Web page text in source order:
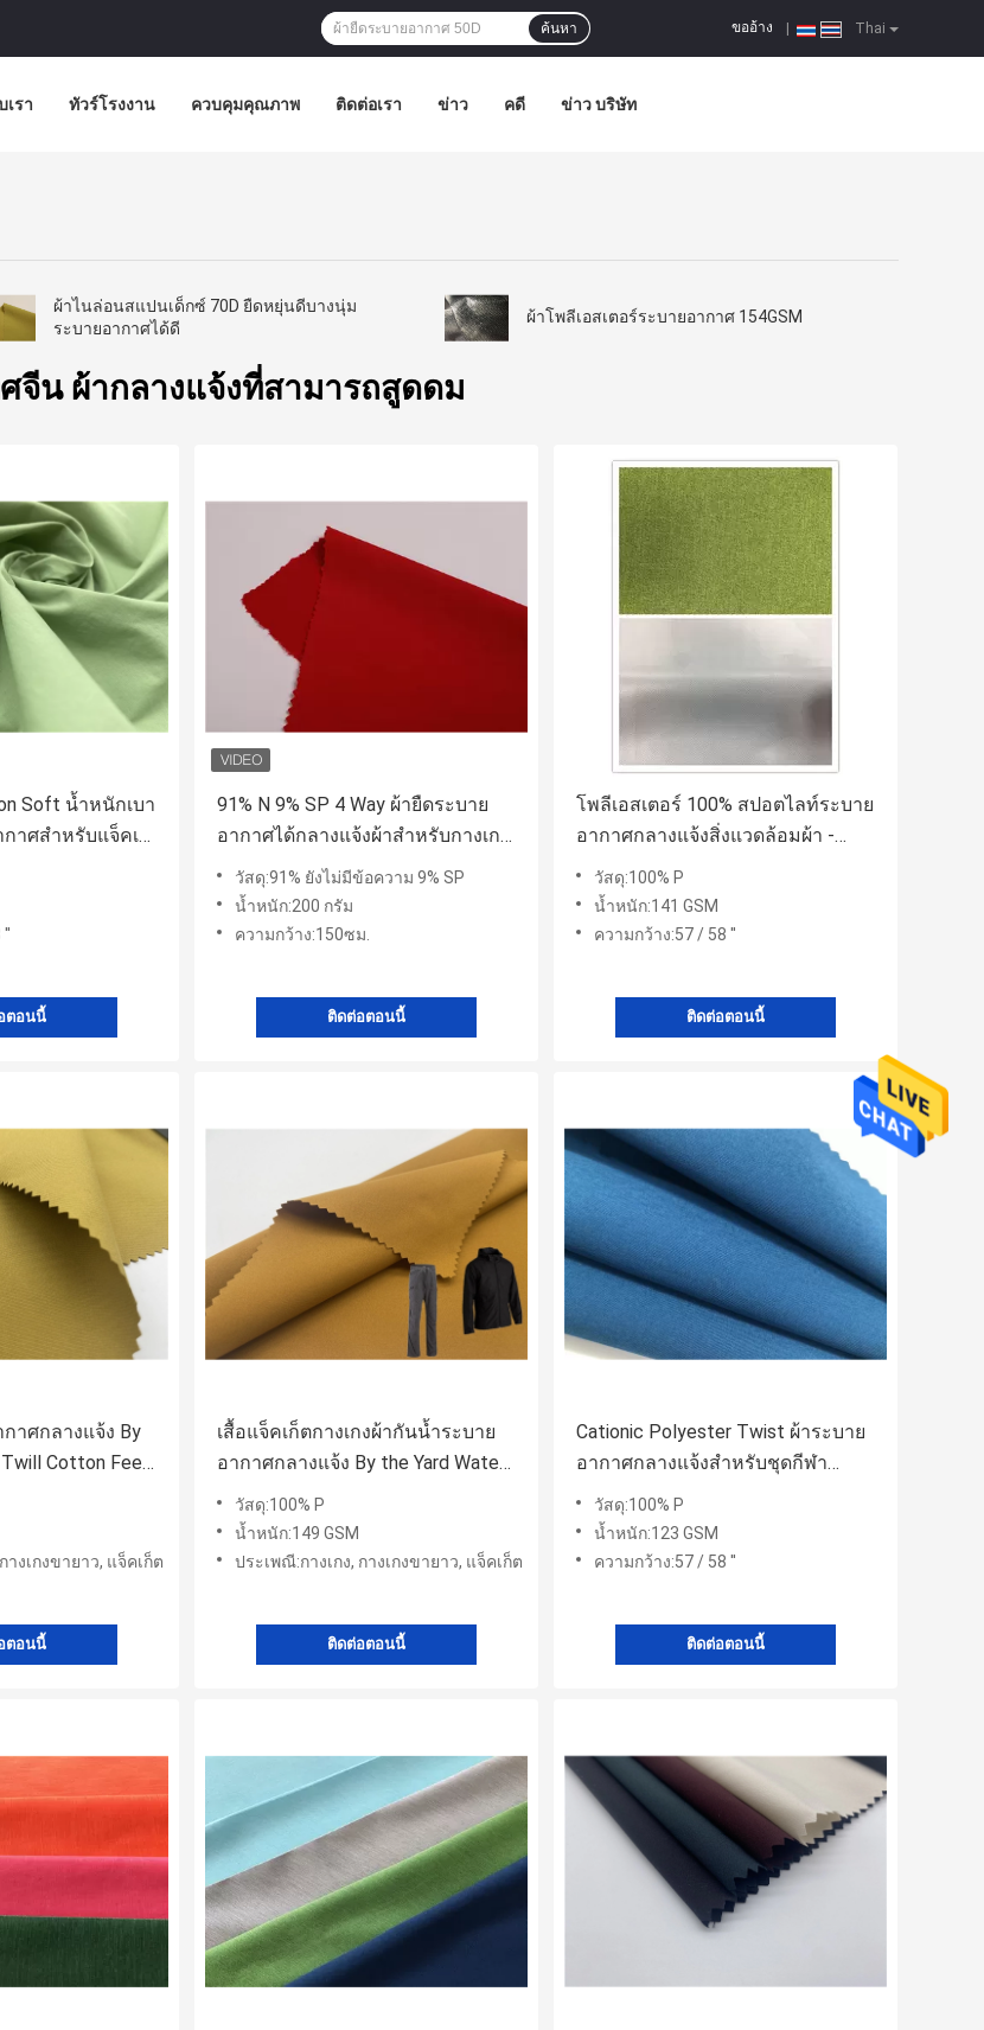
Thai
ขออ้าง
ค้นหา
เรา ทัวร์โรงงาน ควบคุมคุณภาพ ติดต่อเรา ข่าว คดี ข่าว บริษัท
ผ้าไนล่อนสแปนเด็กซ์ 70D ยืดหยุ่นดีบางนุ่ม
ระบายอากาศได้ดี
ผ้าโพลีเอสเตอร์ระบายอากาศ 154GSM
จีน ผ้ากลางแจ้งที่สามารถสูดดม
Soft น้ำหนักเบา
าศสำหรับแจ็คเก็
''
ตอนนี้
91% N 9% SP 4 Way ผ้ายืดระบาย
อากาศได้กลางแจ้งผ้าสำหรับกางเกง
ปีนเขา
วัสดุ:91% ยังไม่มีข้อความ 9% SP
น้ำหนัก:200 กรัม
ความกว้าง:150ซม.
ติดต่อตอนนี้
โพลีเอสเตอร์ 100% สปอตไลท์ระบาย
อากาศกลางแจ้งสิ่งแวดล้อมผ้า -
ป้องกันด้วย TPU Membrance
วัสดุ:100% P
น้ำหนัก:141 GSM
ความกว้าง:57 / 58 ''
ติดต่อตอนนี้
าศกลางแจ้ง By
Cotton Feel
างเกงขายาว, แจ็คเก็ต
ตอนนี้
เสื้อแจ็คเก็ตกางเกงผ้ากันน้ำระบาย
อากาศกลางแจ้ง By the Yard Water
Repellent Elastic PFC Free
วัสดุ:100% P
น้ำหนัก:149 GSM
ประเพณี:กางเกง, กางเกงขายาว, แจ็คเก็ต
ติดต่อตอนนี้
Cationic Polyester Twist ผ้าระบาย
อากาศกลางแจ้งสำหรับชุดกีฬา
Track Suit
วัสดุ:100% P
น้ำหนัก:123 GSM
ความกว้าง:57 / 58 ''
ติดต่อตอนนี้